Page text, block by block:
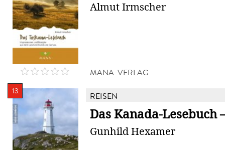
Almut Irmscher
MANA-VERLAG
13. REISEN
Das Kanada-Lesebuch
Gunhild Hexamer